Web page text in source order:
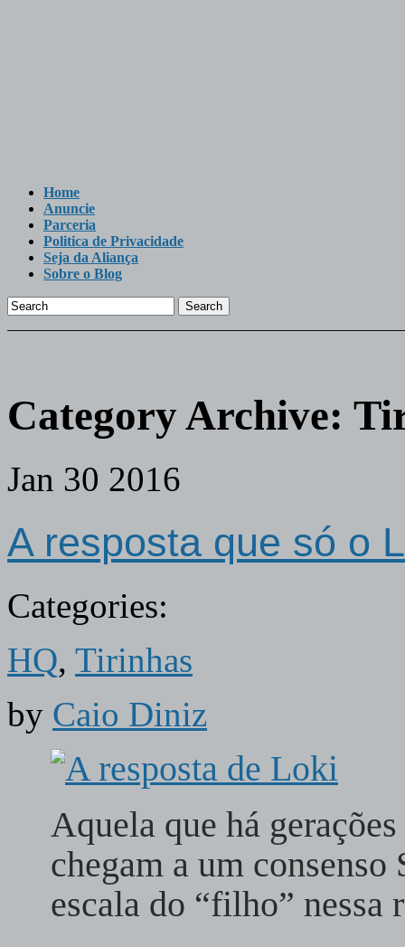
Home
Anuncie
Parceria
Politica de Privacidade
Seja da Aliança
Sobre o Blog
Search
Category Archive:
Jan 30 2016
A resposta que só o
Categories:
HQ, Tirinhas
by Caio Diniz
Aquela que há
chegam a um consenso
escala do “filho”